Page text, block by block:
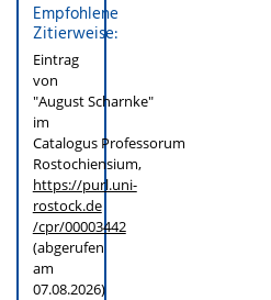
Empfohlene
Zitierweise:
Eintrag
von
"August Scharnke"
im
Catalogus Professorum
Rostochiensium,
https://purl.uni-
rostock.de
/cpr/00003442
(abgerufen
am
07.08.2026)